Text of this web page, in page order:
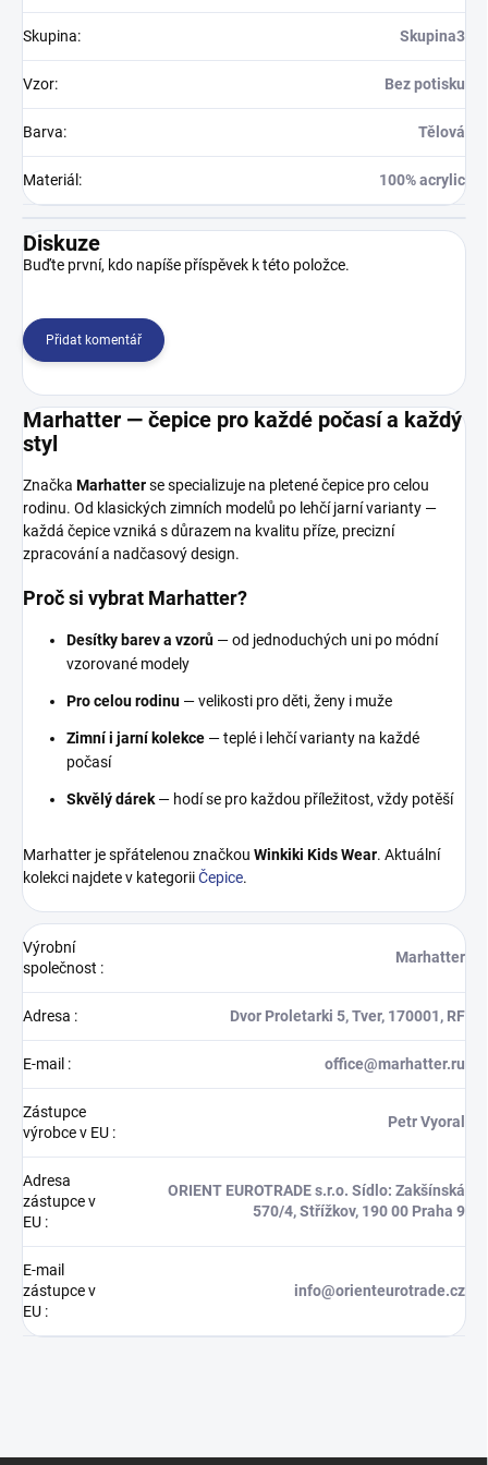
Skupina: Skupina3
Vzor: Bez potisku
Barva: Tělová
Materiál : 100% acrylic
Diskuze
Buďte první, kdo napíše příspěvek k této položce.
Přidat komentář
Marhatter — čepice pro každé počasí a každý
styl
Značka Marhatterse specializuje na pletené čepice pro celou
rodinu. Od klasických zimních modelů po lehčí jarní varianty —
každá čepice vzniká s důrazem na kvalitu příze, precizní
zpracování a nadčasový design.
Proč si vybrat Marhatter?
Desítky barev a vzorů — od jednoduchých uni po módní
vzorované modely
Pro celou rodinu — velikosti pro děti, ženy i muže
Zimní i jarní kolekce — teplé i lehčí varianty na každé
počasí
Skvělý dárek — hodí se pro každou příležitost, vždy potěší
Marhatter je spřátelenou značkou Winkiki Kids Wear. Aktuální
kolekci najdete v kategoriiČepice.
Výrobní
společnost :
Marhatter
Adresa : Dvor Proletarki 5, Tver, 170001, RF
E-mail : office@marhatter.ru
Zástupce
výrobce v EU :
Petr Vyoral
Adresa
zástupce v
EU :
ORIENT EUROTRADE s.r.o. Sídlo: Zakšínská
570/4, Střížkov, 190 00 Praha 9
E-mail
zástupce v
EU :
info@orienteurotrade.cz